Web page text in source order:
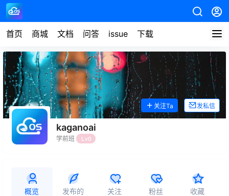
首页 商城 文档 问答 issue 下载
kaganoai
学前班 Lv0
关注Ta 发私信
概览 发布的 关注 粉丝 收藏